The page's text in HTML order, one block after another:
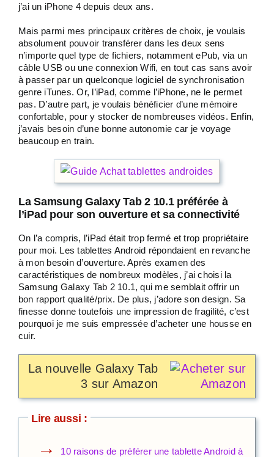
j’ai un iPhone 4 depuis deux ans.
Mais parmi mes principaux critères de choix, je voulais
absolument pouvoir transférer dans les deux sens
n’importe quel type de fichiers, notamment ePub, via un
câble USB ou une connexion Wifi, en tout cas sans avoir
à passer par un quelconque logiciel de synchronisation
genre iTunes. Or, l’iPad, comme l’iPhone, ne le permet
pas. D’autre part, je voulais bénéficier d’une mémoire
confortable, pour y stocker de nombreuses vidéos. Enfin,
j’avais besoin d’une bonne autonomie car je voyage
beaucoup en train.
La Samsung Galaxy Tab 2 10.1 préférée à
l’iPad pour son ouverture et sa connectivité
On l’a compris, l’iPad était trop fermé et trop propriétaire
pour moi. Les tablettes Android répondaient en revanche
à mon besoin d’ouverture. Après examen des
caractéristiques de nombreux modèles, j’ai choisi la
Samsung Galaxy Tab 2 10.1, qui me semblait offrir un
bon rapport qualité/prix. De plus, j’adore son design. Sa
finesse donne toutefois une impression de fragilité, c’est
pourquoi je me suis empressée d’acheter une housse en
cuir.
La nouvelle Galaxy Tab
3 sur Amazon
Lire aussi :
10 raisons de préférer une tablette Android à